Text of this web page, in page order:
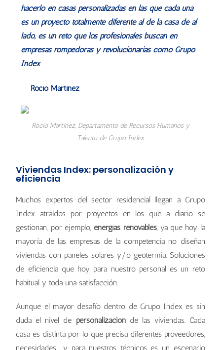
hacerlo en casas personalizadas en las que cada una
es un proyecto totalmente diferente al de la casa de al
lado, es un reto que los profesionales buscan en
empresas rompedoras y revolucionarias como Grupo
Index
Rocío Martínez
Rocío Martínez, Departamento de Recursos Humanos y
Talento de Grupo Index
Viviendas Index: personalización y
eficiencia
Muchos expertos del sector residencial llegan a Grupo
Index atraídos por proyectos en los que a diario se
gestionan, por ejemplo, energías renovables, ya que hoy la
mayoría de las empresas de la competencia no diseñan
viviendas con paneles solares y/o geotermia. Soluciones
de eficiencia que hoy para nuestro personal es un reto
habitual y toda una satisfacción.
Aunque el mayor desafío dentro de Grupo Index es sin
duda el nivel de personalización de las viviendas. Cada
casa es distinta por lo que precisa diferentes proveedores,
necesidades… y para nuestros técnicos es un escenario